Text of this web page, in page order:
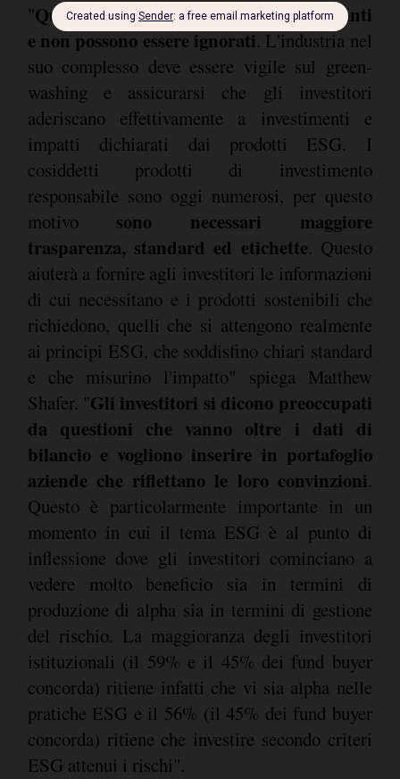
"Questi risultati sono abbastanza eclatanti
e non possono essere ignorati. L'industria nel
suo complesso deve essere vigile sul green-
washing e assicurarsi che gli investitori
aderiscano effettivamente a investimenti e
impatti dichiarati dai prodotti ESG. I
cosiddetti prodotti di investimento
responsabile sono oggi numerosi, per questo
motivo sono necessari maggiore
trasparenza, standard ed etichette. Questo
aiuterà a fornire agli investitori le informazioni
di cui necessitano e i prodotti sostenibili che
richiedono, quelli che si attengono realmente
ai principi ESG, che soddisfino chiari standard
e che misurino l'impatto" spiega Matthew
Shafer. "Gli investitori si dicono preoccupati
da questioni che vanno oltre i dati di
bilancio e vogliono inserire in portafoglio
aziende che riflettano le loro convinzioni.
Questo è particolarmente importante in un
momento in cui il tema ESG è al punto di
inflessione dove gli investitori cominciano a
vedere molto beneficio sia in termini di
produzione di alpha sia in termini di gestione
del rischio. La maggioranza degli investitori
istituzionali (il 59% e il 45% dei fund buyer
concorda) ritiene infatti che vi sia alpha nelle
pratiche ESG e il 56% (il 45% dei fund buyer
concorda) ritiene che investire secondo criteri
ESG attenui i rischi".